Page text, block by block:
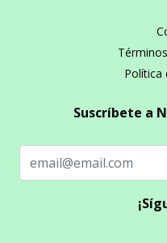
Política
Suscríbete a